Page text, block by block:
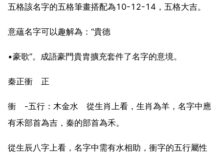
五格該名字的五格筆畫搭配為10-12-14，五格大吉。
意蘊名字可以趣解為：“貴德
•豪歌”。成語豪門貴胄擴充套件了名字的意境。
秦正衝 正
衝 -五行：木金水 從生肖上看，生肖為羊，名字中應
有禾部首為吉，秦的部首為禾。
從生辰八字上看，名字中需有水相助，衝字的五行屬性